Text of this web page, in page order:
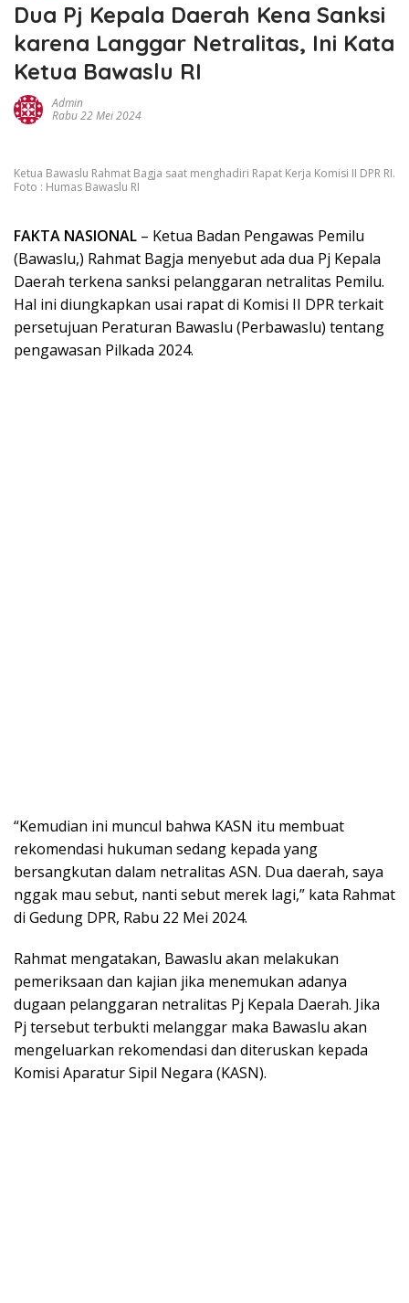
Dua Pj Kepala Daerah Kena Sanksi
karena Langgar Netralitas, Ini Kata
Ketua Bawaslu RI
Admin
Rabu 22 Mei 2024
Ketua Bawaslu Rahmat Bagja saat menghadiri Rapat Kerja Komisi II DPR RI.
Foto : Humas Bawaslu RI
FAKTA NASIONAL – Ketua Badan Pengawas Pemilu
(Bawaslu,) Rahmat Bagja menyebut ada dua Pj Kepala
Daerah terkena sanksi pelanggaran netralitas Pemilu.
Hal ini diungkapkan usai rapat di Komisi II DPR terkait
persetujuan Peraturan Bawaslu (Perbawaslu) tentang
pengawasan Pilkada 2024.
“Kemudian ini muncul bahwa KASN itu membuat
rekomendasi hukuman sedang kepada yang
bersangkutan dalam netralitas ASN. Dua daerah, saya
nggak mau sebut, nanti sebut merek lagi,” kata Rahmat
di Gedung DPR, Rabu 22 Mei 2024.
Rahmat mengatakan, Bawaslu akan melakukan
pemeriksaan dan kajian jika menemukan adanya
dugaan pelanggaran netralitas Pj Kepala Daerah. Jika
Pj tersebut terbukti melanggar maka Bawaslu akan
mengeluarkan rekomendasi dan diteruskan kepada
Komisi Aparatur Sipil Negara (KASN).